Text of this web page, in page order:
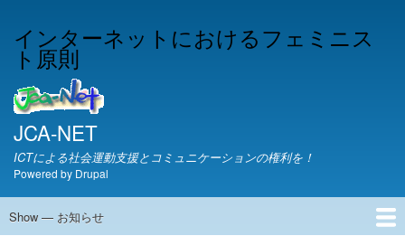
to
main
インターネットにおけるフェミニス
ト原則
JCA-NET
ICTによる社会運動支援とコミュニケーションの権利を！
Powered by Drupal
お
Show — お知らせ